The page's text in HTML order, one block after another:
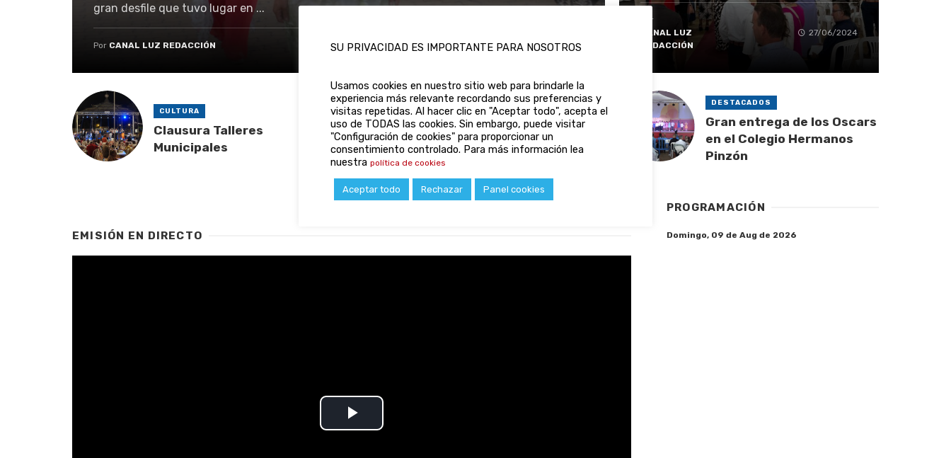
gran desfile que tuvo lugar en ...
Por CANAL LUZ REDACCIÓN 29/07/2024
Por
CANAL LUZ
REDACCIÓN
27/06/2024
CULTURA
Clausura Talleres
Municipales
DESTACADOS
Los alumnos de 6º del CEIP
San Jorge cierran su etapa
de Primaria
DESTACADOS
Gran entrega de los Oscars
en el Colegio Hermanos
Pinzón
EMISIÓN EN DIRECTO
PROGRAMACIÓN
Domingo, 09 de Aug de 2026
SU PRIVACIDAD ES IMPORTANTE PARA NOSOTROS
Usamos cookies en nuestro sitio web para brindarle la
experiencia más relevante recordando sus preferencias y
visitas repetidas. Al hacer clic en "Aceptar todo", acepta el
uso de TODAS las cookies. Sin embargo, puede visitar
"Configuración de cookies" para proporcionar un
consentimiento controlado. Para más información lea
nuestra política de cookies
Aceptar todo Rechazar Panel cookies